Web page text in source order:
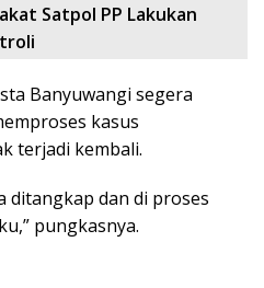
Satpol PP Lakukan
Banyuwangi segera
kasus
terjadi kembali.
ditangkap dan di proses
pungkasnya.